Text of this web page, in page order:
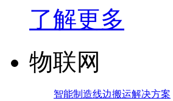
了解更多
物联网
智能制造线边搬运解决方案